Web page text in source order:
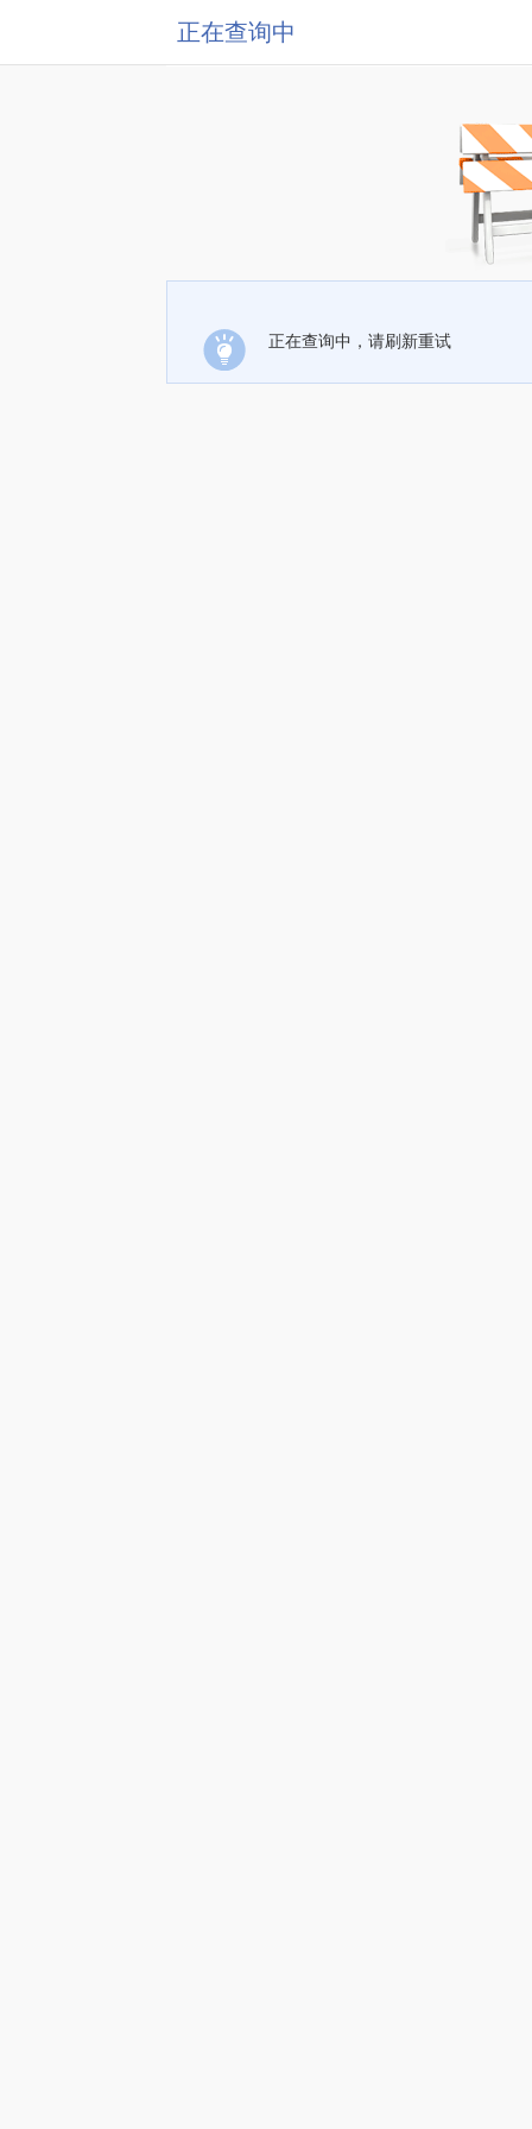
正在查询中
正在查询中，请刷新重试